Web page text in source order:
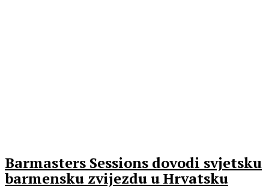
Barmasters Sessions dovodi svjetsku
barmensku zvijezdu u Hrvatsku